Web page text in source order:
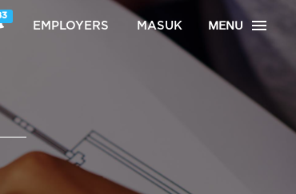
EMPLOYERS MASUK MENU